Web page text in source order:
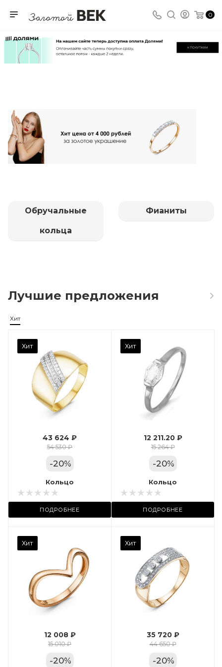
0
Обручальные
кольца
Фианиты
Лучшие предложения
Хит
Хит
43 624 ₽
54 530 ₽
-20%
Кольцо
ПОДРОБНЕЕ
Хит
Вес драгметалла
Марка (бренд)
Дельта
Фианит
Цвет золота
КРАС
Местоположение:
ТРЦ «Арена»
12 211.20 ₽
15 264 ₽
-20%
Кольцо
ПОДРОБНЕЕ
Хит
12 008 ₽
15 010 ₽
-20%
Хит
Вес драгметалла
Марка (бренд)
Дельта
Фианит
Цвет золота
КРАС
35 720 ₽
44 650 ₽
-20%